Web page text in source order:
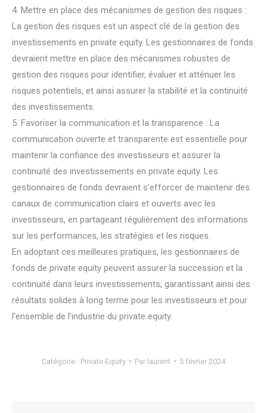
4. Mettre en place des mécanismes de gestion des risques :
La gestion des risques est un aspect clé de la gestion des
investissements en private equity. Les gestionnaires de fonds
devraient mettre en place des mécanismes robustes de
gestion des risques pour identifier, évaluer et atténuer les
risques potentiels, et ainsi assurer la stabilité et la continuité
des investissements.
5. Favoriser la communication et la transparence : La
communication ouverte et transparente est essentielle pour
maintenir la confiance des investisseurs et assurer la
continuité des investissements en private equity. Les
gestionnaires de fonds devraient s’efforcer de maintenir des
canaux de communication clairs et ouverts avec les
investisseurs, en partageant régulièrement des informations
sur les performances, les stratégies et les risques.
En adoptant ces meilleures pratiques, les gestionnaires de
fonds de private equity peuvent assurer la succession et la
continuité dans leurs investissements, garantissant ainsi des
résultats solides à long terme pour les investisseurs et pour
l’ensemble de l’industrie du private equity.
Catégorie : Private Equity Par laurent 5 février 2024